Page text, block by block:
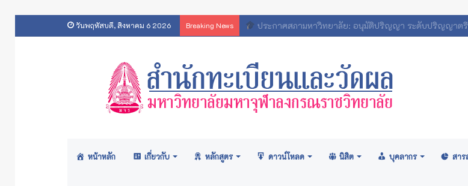
วันพฤหัสบดี, สิงหาคม 6 2026 Breaking News สารสนเทศสถิตินิสิตมหาวิทยาลัยมหาจุฬาลงกรณราชวิทยาลั
หน้าหลัก เกี่ยวกับ หลักสูตร ดาวน์โหลด นิสิต บุคลากร สาร